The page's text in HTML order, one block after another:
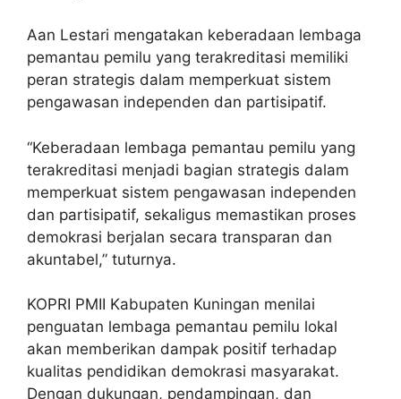
Aan Lestari mengatakan keberadaan lembaga
pemantau pemilu yang terakreditasi memiliki
peran strategis dalam memperkuat sistem
pengawasan independen dan partisipatif.
“Keberadaan lembaga pemantau pemilu yang
terakreditasi menjadi bagian strategis dalam
memperkuat sistem pengawasan independen
dan partisipatif, sekaligus memastikan proses
demokrasi berjalan secara transparan dan
akuntabel,” tuturnya.
KOPRI PMII Kabupaten Kuningan menilai
penguatan lembaga pemantau pemilu lokal
akan memberikan dampak positif terhadap
kualitas pendidikan demokrasi masyarakat.
Dengan dukungan, pendampingan, dan